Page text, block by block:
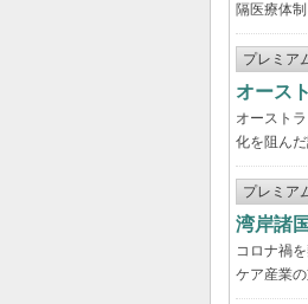
隔医療体
プレミア
オース
オースト
化を阻ん
プレミア
湾岸諸
コロナ禍
ケア産業